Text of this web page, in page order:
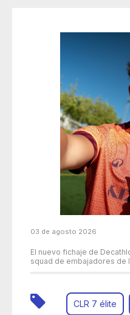
03 de agosto 2026
El nuevo fichaje de
squad de embajadores de
CLR 7 élite